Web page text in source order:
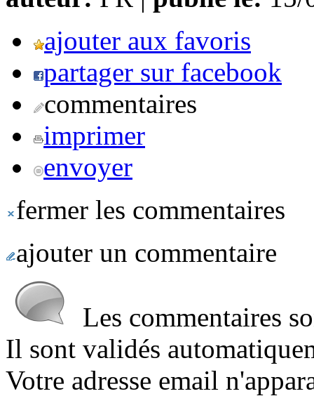
ajouter aux favoris
partager sur facebook
commentaires
imprimer
envoyer
fermer les commentaires
ajouter un commentaire
Les commentaires
Il sont validés
Votre adresse email